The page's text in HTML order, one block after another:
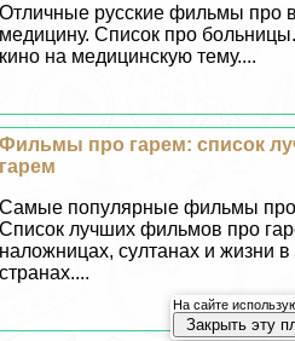
Отличные русские фильмы про
медицину. Список про
кино на медицинскую тему....
Фильмы про гарем: список
гарем
Самые популярные фильмы про
Список лучших фильмов про
наложницах, султанах и жизни
странах....
На сайте
Закрыть эту